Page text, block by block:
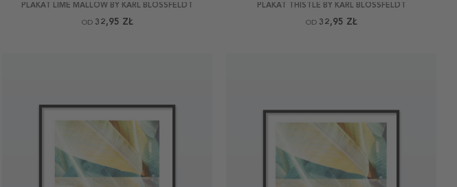
PLAKAT LIME MALLOW BY KARL BLOSSFELDT
OD 32,95 ZŁ
PLAKAT THISTLE BY KARL BLOSSFELDT
OD 32,95 ZŁ